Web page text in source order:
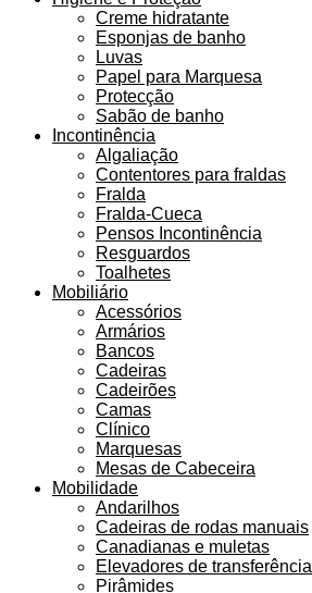
Creme hidratante
Esponjas de banho
Luvas
Papel para Marquesa
Protecção
Sabão de banho
Incontinência
Algaliação
Contentores para fraldas
Fralda
Fralda-Cueca
Pensos Incontinência
Resguardos
Toalhetes
Mobiliário
Acessórios
Armários
Bancos
Cadeiras
Cadeirões
Camas
Clínico
Marquesas
Mesas de Cabeceira
Mobilidade
Andarilhos
Cadeiras de rodas manuais
Canadianas e muletas
Elevadores de transferência
Pirâmides